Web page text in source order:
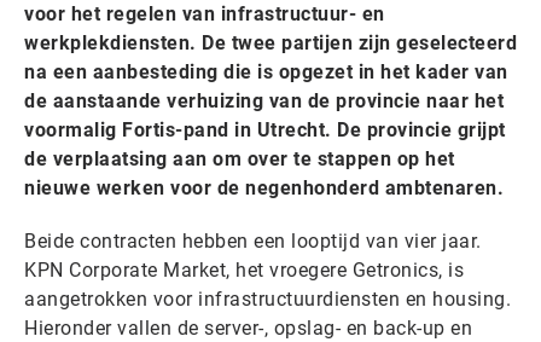
voor het regelen van infrastructuur- en
werkplekdiensten. De twee partijen zijn geselecteerd
na een aanbesteding die is opgezet in het kader van
de aanstaande verhuizing van de provincie naar het
voormalig Fortis-pand in Utrecht. De provincie grijpt
de verplaatsing aan om over te stappen op het
nieuwe werken voor de negenhonderd ambtenaren.
Beide contracten hebben een looptijd van vier jaar.
KPN Corporate Market, het vroegere Getronics, is
aangetrokken voor infrastructuurdiensten en housing.
Hieronder vallen de server-, opslag- en back-up en